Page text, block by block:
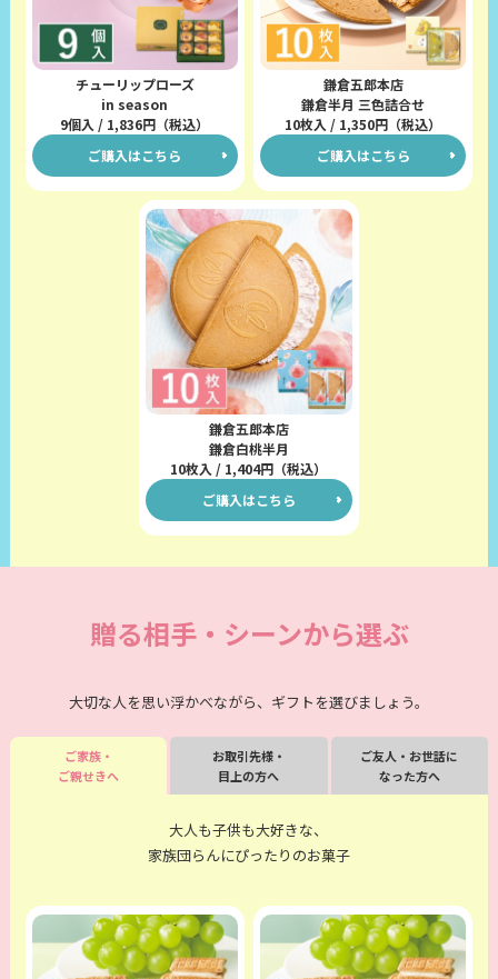
チューリップローズ
in season
9個入 / 1,836円（税込）
ご購入はこちら
鎌倉五郎本店
鎌倉半月 三色詰合せ
10枚入 / 1,350円（税込）
ご購入はこちら
鎌倉五郎本店
鎌倉白桃半月
10枚入 / 1,404円（税込）
ご購入はこちら
贈る相手・シーンから選ぶ
大切な人を思い浮かべながら、ギフトを選びましょう。
ご家族・
ご親せきへ
大人も子供も大好きな、
家族団らんにぴったりのお菓子
お取引先様・
目上の方へ
ご友人・お世話に
なった方へ